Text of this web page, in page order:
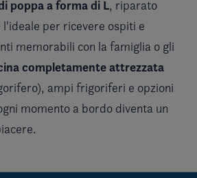
poppa a forma di L, riparato
per ricevere ospiti e
memorabili con la famiglia o gli
completamente attrezzata
ampi frigoriferi e opzioni
momento a bordo diventa un